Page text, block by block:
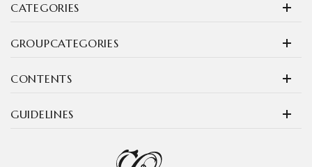
CATEGORIES
GROUPCATEGORIES
CONTENTS
GUIDELINES